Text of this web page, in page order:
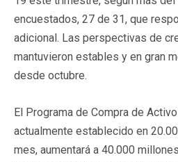
encuestados, 27 de 31, que
adicional. Las perspectivas de
mantuvieron estables y en gran
desde octubre.
El Programa de Compra de
actualmente establecido en
mes, aumentará a 40.000